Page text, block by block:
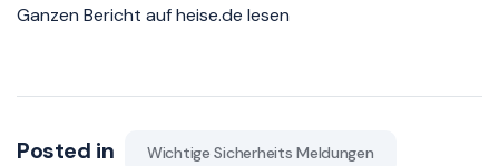
Ganzen Bericht auf heise.de lesen
Posted in Wichtige Sicherheits Meldungen